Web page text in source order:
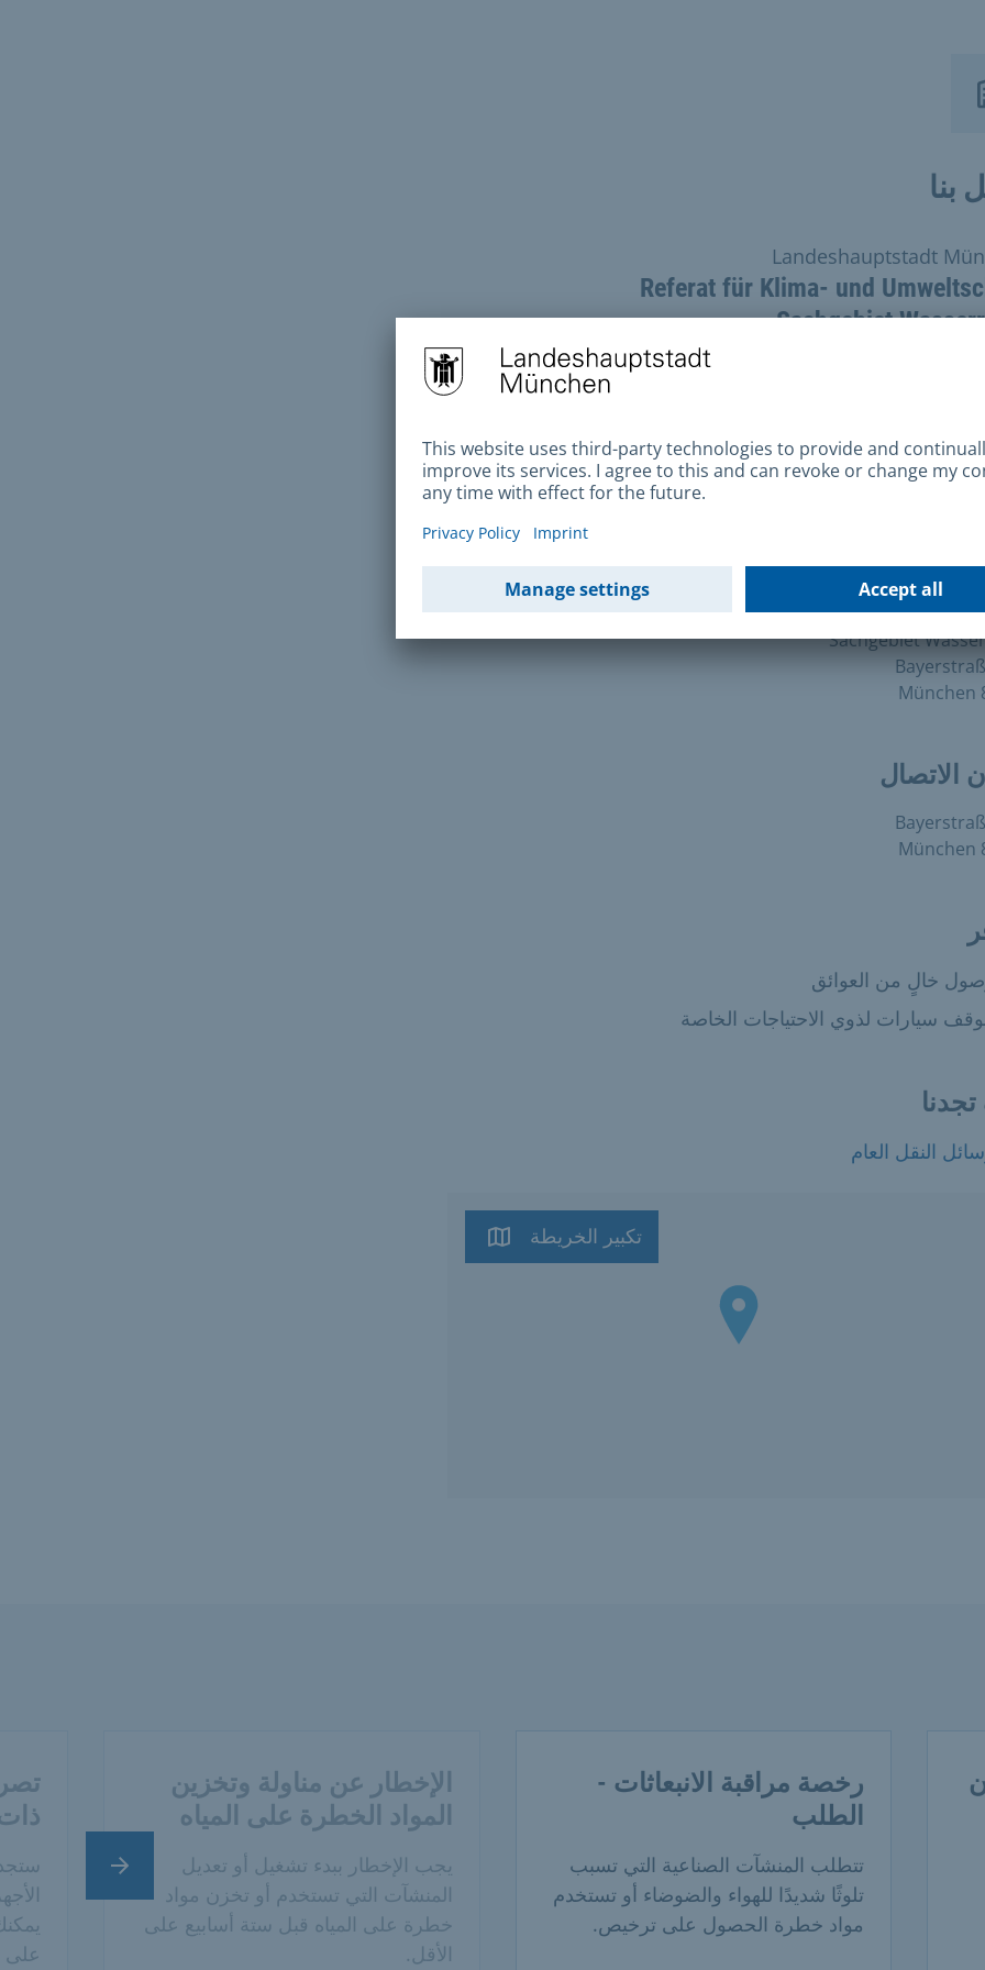
بنا
Referat für Klima- und
Sachgebiet
Landeshauptstadt
بريد إلكتروني
Landeshauptstadt
Referat für Klima- und
Sachgebiet
الاتصال
خالٍ من العوائق
سيارات لذوي الاحتياجات الخاصة
النقل العام
تكبير الخريطة
رخصة مراقبة الانبعاثات -
الطلب
تتطلب المنشآت الصناعية التي تسبب
تلوثًا شديدًا للهواء والضوضاء أو تستخدم
مواد خطرة الحصول على ترخيص.
الإخطار عن مناولة وتخزين
المواد الخطرة على المياه
يجب الإخطار ببدء تشغيل أو تعديل
المنشآت التي تستخدم أو تخزن مواد
خطرة على المياه قبل ستة أسابيع على
الأقل.
على
الشريحة التالية